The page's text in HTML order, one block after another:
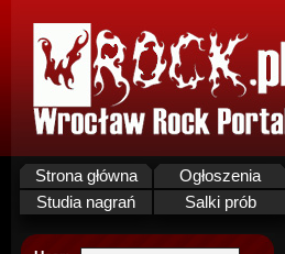
Strona główna Ogłoszenia
Studia nagrań
Salki prób